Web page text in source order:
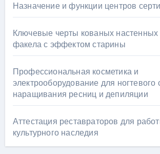
Назначение и функции центров
Ключевые черты кованых настенных
факела с эффектом старины
Профессиональная косметика и
электрооборудование для ногтевого
наращивания ресниц и депиляции
Аттестация реставраторов для
культурного наследия